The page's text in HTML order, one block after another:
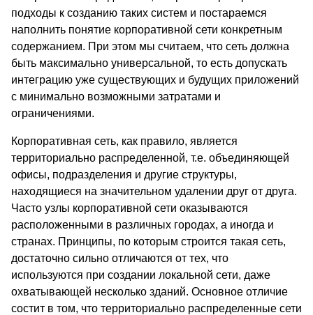
подходы к созданию таких систем и постараемся
наполнить понятие корпоративной сети конкретным
содержанием. При этом мы считаем, что сеть должна
быть максимально универсальной, то есть допускать
интеграцию уже существующих и будущих приложений
с минимально возможными затратами и
ограничениями.
Корпоративная сеть, как правило, является
территориально распределенной, т.е. объединяющей
офисы, подразделения и другие структуры,
находящиеся на значительном удалении друг от друга.
Часто узлы корпоративной сети оказываются
расположенными в различных городах, а иногда и
странах. Принципы, по которым строится такая сеть,
достаточно сильно отличаются от тех, что
используются при создании локальной сети, даже
охватывающей несколько зданий. Основное отличие
состит в том, что территориально распределенные сети